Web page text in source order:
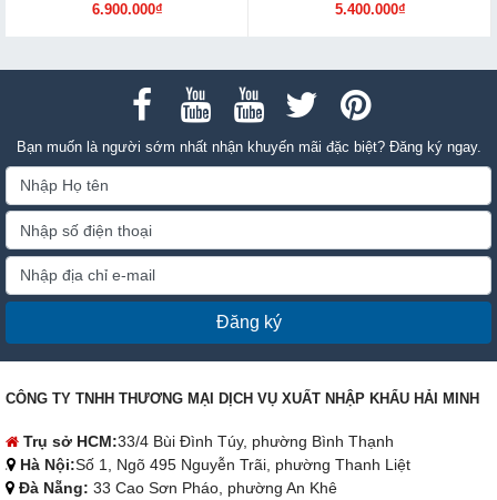
6.900.000₫
5.400.000₫
Bạn muốn là người sớm nhất nhận khuyến mãi đặc biệt? Đăng ký ngay.
Đăng ký
CÔNG TY TNHH THƯƠNG MẠI DỊCH VỤ XUẤT NHẬP KHẨU HẢI MINH
Trụ sở HCM:33/4 Bùi Đình Túy, phường Bình Thạnh
Hà Nội:Số 1, Ngõ 495 Nguyễn Trãi, phường Thanh Liệt
Đà Nẵng: 33 Cao Sơn Pháo, phường An Khê